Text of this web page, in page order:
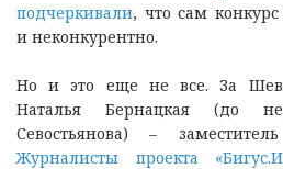
подчеркивали, что сам
и неконкурентно.
Но и это еще не все. За
Наталья Бернацкая (до
Севостьянова) –
Журналисты проекта